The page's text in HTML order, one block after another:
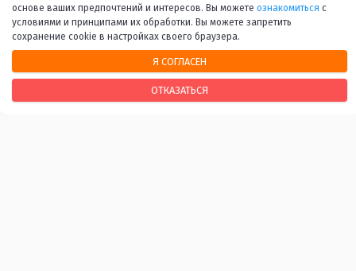
основе ваших предпочтений и интересов. Вы можете ознакомиться с
условиями и принципами их обработки. Вы можете запретить
сохранение cookie в настройках своего браузера.
Я СОГЛАСЕН
ОТКАЗАТЬСЯ